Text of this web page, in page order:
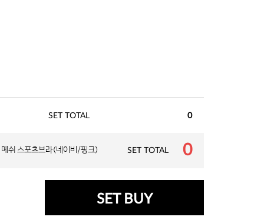
SET TOTAL 0
메쉬 스포츠브라(네이비/핑크) SET TOTAL 0
SET BUY